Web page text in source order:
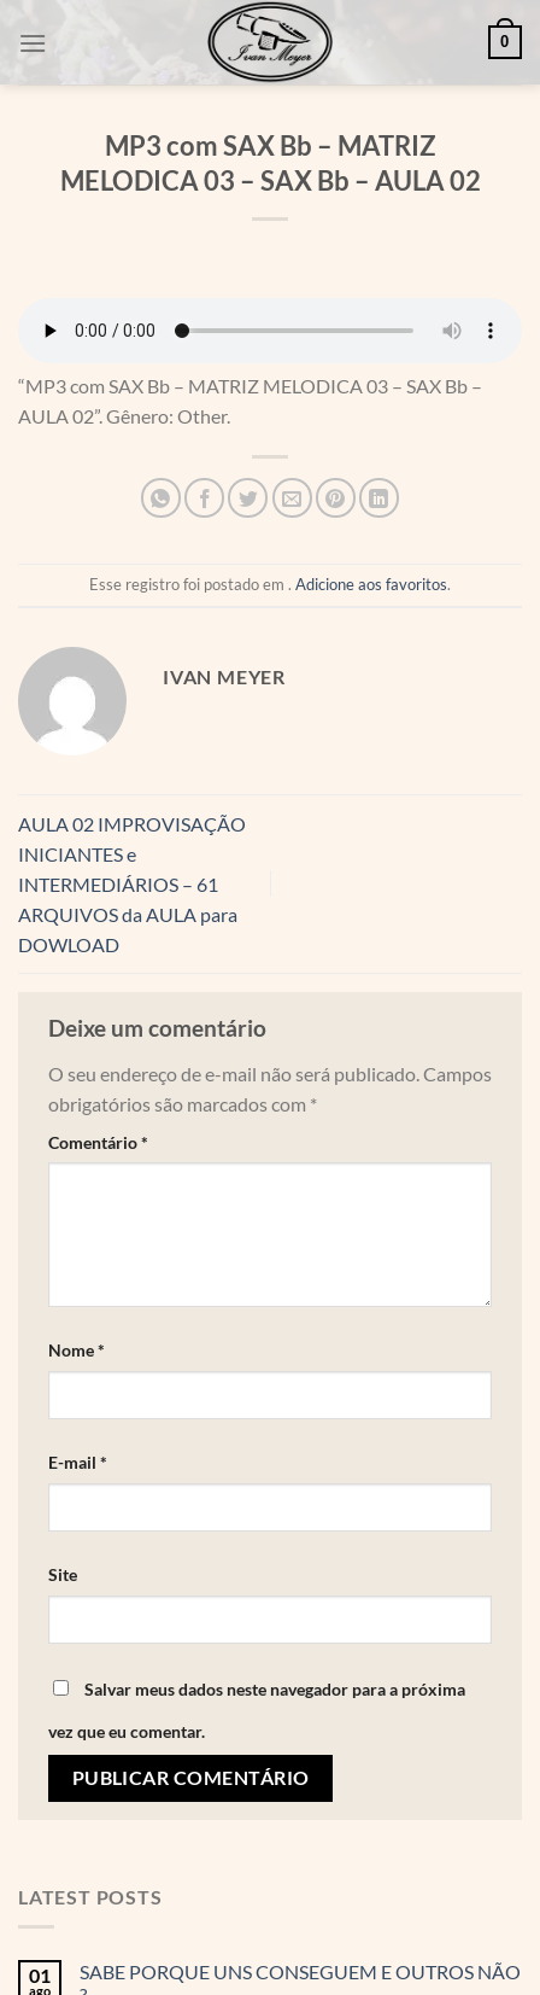
0
MP3 com SAX Bb – MATRIZ
MELODICA 03 – SAX Bb – AULA 02
“MP3 com SAX Bb – MATRIZ MELODICA 03 – SAX Bb –
AULA 02”. Gênero: Other.
Esse registro foi postado em . Adicione aos favoritos.
IVAN MEYER
AULA 02 IMPROVISAÇÃO
INICIANTES e
INTERMEDIÁRIOS – 61
ARQUIVOS da AULA para
DOWLOAD
Deixe um comentário
O seu endereço de e-mail não será publicado. Campos
obrigatórios são marcados com *
Comentário*
Nome*
E-mail *
Site
Salvar meus dados neste navegador para a próxima
vez que eu comentar.
LATEST POSTS
01
ago
SABE PORQUE UNS CONSEGUEM E OUTROS NÃO